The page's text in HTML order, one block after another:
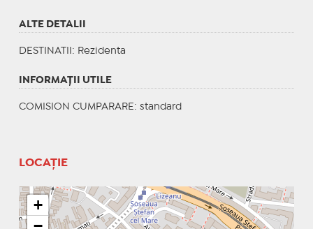
ALTE DETALII
DESTINATII : Rezidenta
INFORMAŢII UTILE
COMISION CUMPARARE: standard
LOCAȚIE
+